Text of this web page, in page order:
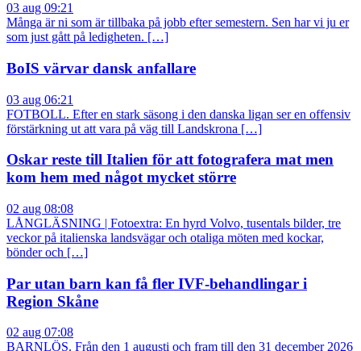
03 aug 09:21
Många är ni som är tillbaka på jobb efter semestern. Sen har vi ju er
som just gått på ledigheten. […]
BoIS värvar dansk anfallare
03 aug 06:21
FOTBOLL. Efter en stark säsong i den danska ligan ser en offensiv
förstärkning ut att vara på väg till Landskrona […]
Oskar reste till Italien för att fotografera mat men
kom hem med något mycket större
02 aug 08:08
LÅNGLÄSNING | Fotoextra: En hyrd Volvo, tusentals bilder, tre
veckor på italienska landsvägar och otaliga möten med kockar,
bönder och […]
Par utan barn kan få fler IVF-behandlingar i
Region Skåne
02 aug 07:08
BARNLÖS. Från den 1 augusti och fram till den 31 december 2026